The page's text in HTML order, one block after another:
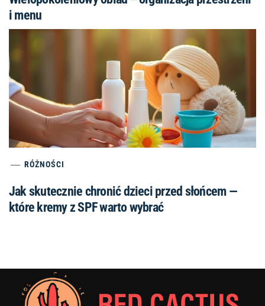
i menu
RÓŻNOŚCI
Jak skutecznie chronić dzieci przed słońcem —
które kremy z SPF warto wybrać